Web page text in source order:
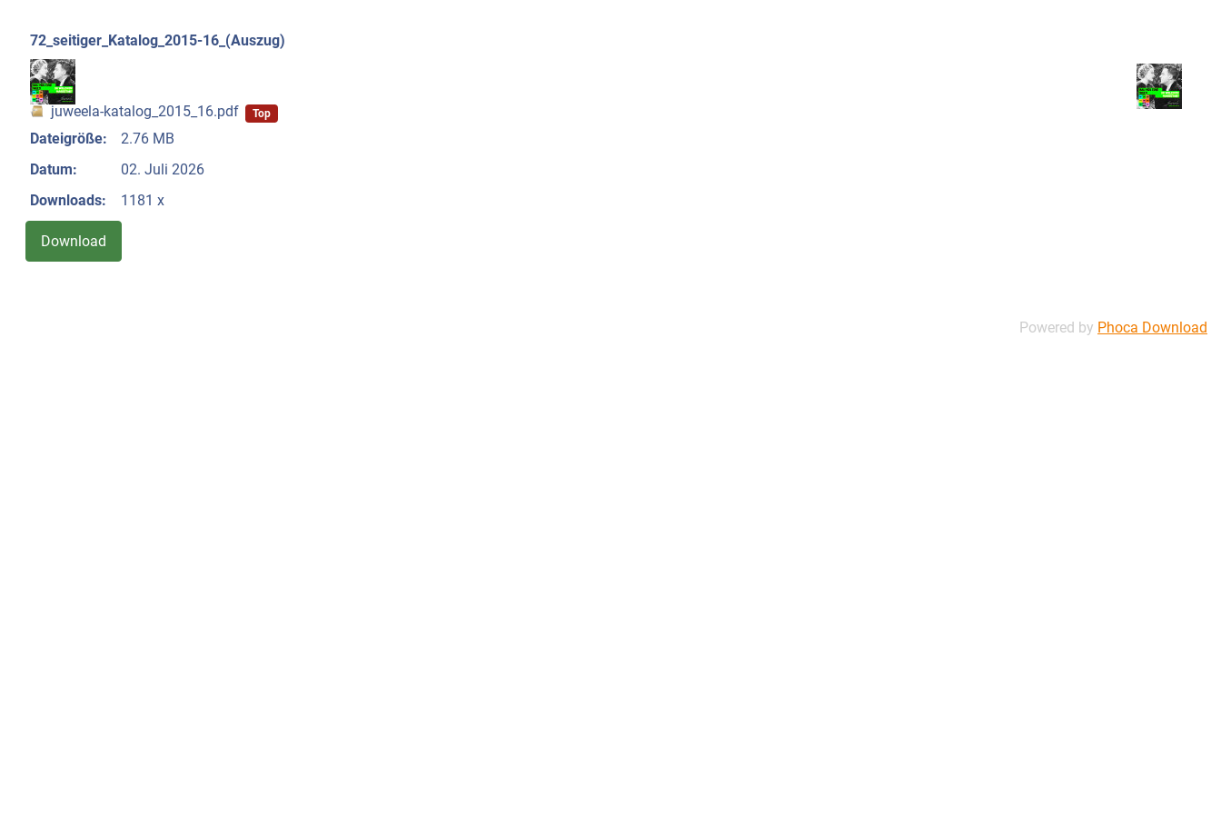
72_seitiger_Katalog_2015-16_(Auszug)
juweela-katalog_2015_16.pdf Top
Dateigröße:
2.76 MB
Datum:
02. Juli 2026
Downloads:
1181 x
Powered by Phoca Download